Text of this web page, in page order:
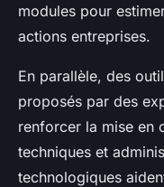
modules pour
actions entreprises.
En parallèle, des
proposés par des
renforcer la mise en
techniques et
technologiques